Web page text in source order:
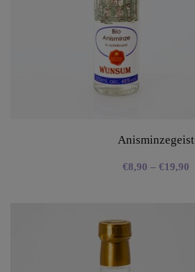
Anisminzegeist
€8,90 – €19,90